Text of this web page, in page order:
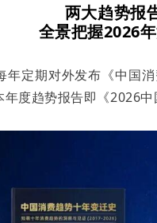
两大趋势报
全景把握2026
定期对外发布《中国
度趋势报告即《2026中